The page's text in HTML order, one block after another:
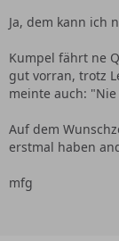
Ja, dem kann ich
Kumpel fährt ne
gut vorran, trotz
meinte auch:
Auf dem
erstmal haben
mfg